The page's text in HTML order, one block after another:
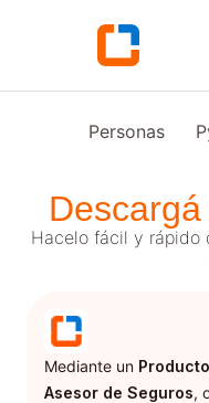
Personas
Hacelo fácil y rápido
Mediante un
Asesor de Seguros,